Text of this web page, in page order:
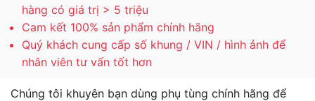
hàng có giá trị > 5 triệu
Cam kết 100% sản phẩm chính hãng
Quý khách cung cấp số khung / VIN / hình ảnh để
nhân viên tư vấn tốt hơn
Chúng tôi khuyên bạn dùng phụ tùng chính hãng để